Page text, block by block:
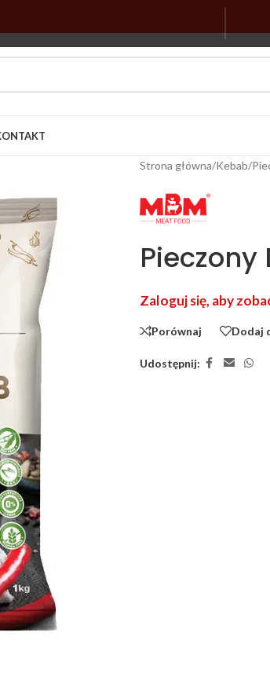
Strona główna/Kebab/
Pieczony
Zaloguj się, aby
Porównaj Dodaj
Udostępnij: